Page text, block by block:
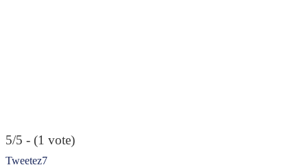
5/5 - (1 vote)
Tweetez7